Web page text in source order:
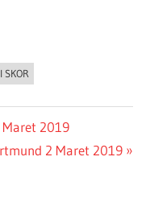
SKOR
Maret 2019
2 Maret 2019